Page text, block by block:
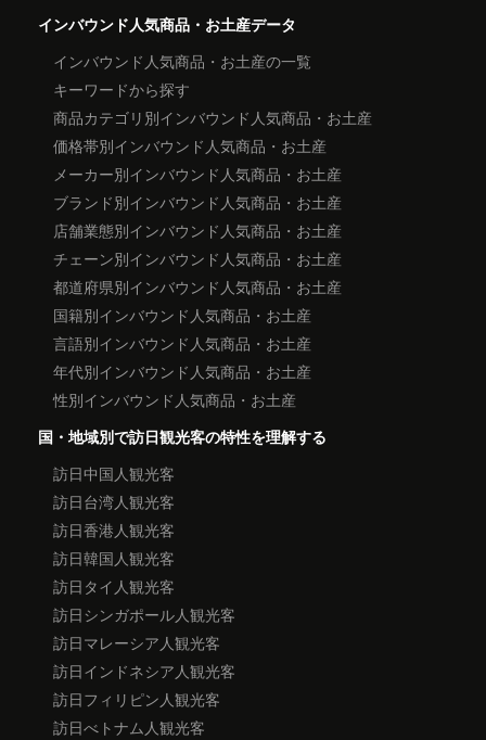
インバウンド人気商品・お土産データ
インバウンド人気商品・お土産の一覧
キーワードから探す
商品カテゴリ別インバウンド人気商品・お土産
価格帯別インバウンド人気商品・お土産
メーカー別インバウンド人気商品・お土産
ブランド別インバウンド人気商品・お土産
店舗業態別インバウンド人気商品・お土産
チェーン別インバウンド人気商品・お土産
都道府県別インバウンド人気商品・お土産
国籍別インバウンド人気商品・お土産
言語別インバウンド人気商品・お土産
年代別インバウンド人気商品・お土産
性別インバウンド人気商品・お土産
国・地域別で訪日観光客の特性を理解する
訪日中国人観光客
訪日台湾人観光客
訪日香港人観光客
訪日韓国人観光客
訪日タイ人観光客
訪日シンガポール人観光客
訪日マレーシア人観光客
訪日インドネシア人観光客
訪日フィリピン人観光客
訪日べトナム人観光客